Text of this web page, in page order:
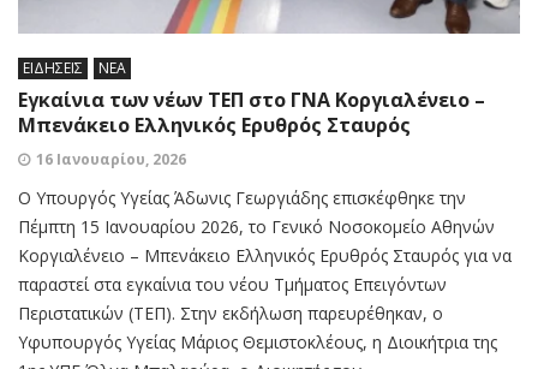
ΕΙΔΗΣΕΙΣ ΝΕΑ
Εγκαίνια των νέων ΤΕΠ στο ΓΝΑ Κοργιαλένειο –
Μπενάκειο Ελληνικός Ερυθρός Σταυρός
16 Ιανουαρίου, 2026
Ο Υπουργός Υγείας Άδωνις Γεωργιάδης επισκέφθηκε την
Πέμπτη 15 Ιανουαρίου 2026, το Γενικό Νοσοκομείο Αθηνών
Κοργιαλένειο – Μπενάκειο Ελληνικός Ερυθρός Σταυρός για να
παραστεί στα εγκαίνια του νέου Τμήματος Επειγόντων
Περιστατικών (ΤΕΠ). Στην εκδήλωση παρευρέθηκαν, ο
Υφυπουργός Υγείας Μάριος Θεμιστοκλέους, η Διοικήτρια της